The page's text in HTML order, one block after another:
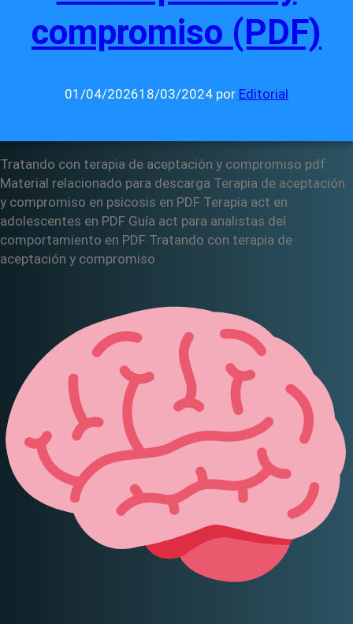
compromiso (PDF)
01/04/202618/03/2024 por Editorial
Tratando con terapia de aceptación y compromiso pdf
Material relacionado para descarga Terapia de aceptación
y compromiso en psicosis en PDF Terapia act en
adolescentes en PDF Guía act para analistas del
comportamiento en PDF Tratando con terapia de
aceptación y compromiso